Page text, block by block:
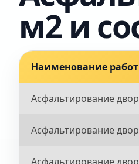
м2 и
Наименование
Асфальтирование
Асфальтирование